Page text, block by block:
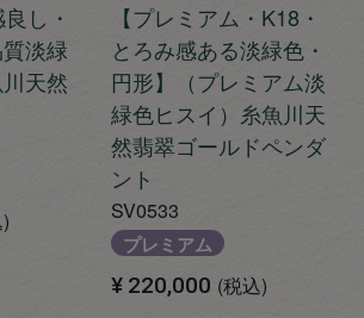
し・
淡緑
天然
【プレミアム・K18・
とろみ感ある淡緑色・
円形】（プレミアム淡
緑色ヒスイ）糸魚川天
然翡翠ゴールドペンダ
ント
SV0533
プレミアム
¥ 220,000 税込